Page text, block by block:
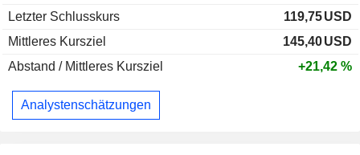
Letzter Schlusskurs
119,75USD
Mittleres Kursziel
145,40USD
Abstand / Mittleres Kursziel
+21,42 %
Analystenschätzungen